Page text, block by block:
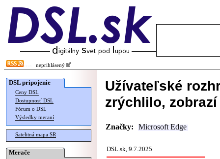
neprihlásený
DSL pripojenie
Ceny DSL
Dostupnosť DSL
Fórum o DSL
Výsledky meraní
Satelitná mapa SR
Merače
Užívateľské
zrýchlilo,
Značky: Microsoft Edge
DSL.sk, 9.7.2025